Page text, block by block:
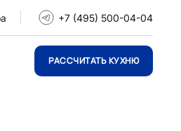
+7 (495) 500-04-04
РАССЧИТАТЬ КУХНЮ